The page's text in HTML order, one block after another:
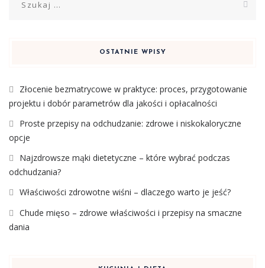
OSTATNIE WPISY
Złocenie bezmatrycowe w praktyce: proces, przygotowanie
projektu i dobór parametrów dla jakości i opłacalności
Proste przepisy na odchudzanie: zdrowe i niskokaloryczne
opcje
Najzdrowsze mąki dietetyczne – które wybrać podczas
odchudzania?
Właściwości zdrowotne wiśni – dlaczego warto je jeść?
Chude mięso – zdrowe właściwości i przepisy na smaczne
dania